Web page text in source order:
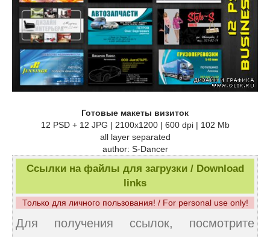
Готовые макеты визиток
12 PSD + 12 JPG | 2100x1200 | 600 dpi | 102 Mb
all layer separated
author: S-Dancer
Ссылки на файлы для загрузки / Download
links
Только для личного пользования! / For personal use only!
Для получения ссылок, посмотрите